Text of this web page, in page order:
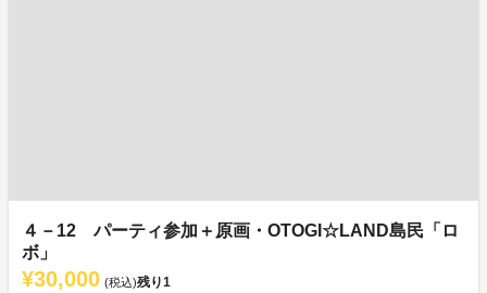
４－12 パーティ参加＋原画・OTOGI☆LAND島民「ロ
ボ」
¥30,000 (税込)残り1